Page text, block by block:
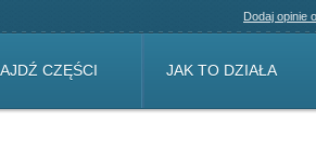
Dodaj opinie
CZĘŚCI JAK TO DZIAŁA